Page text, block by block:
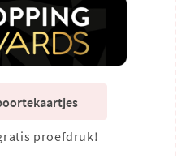
proefdruk!